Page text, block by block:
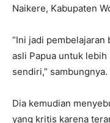
Naikere, Kabupaten
“Ini jadi pembelajaran
asli Papua untuk
sendiri,” sambungnya.
Dia kemudian
yang kritis karena